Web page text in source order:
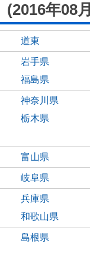
(2016年08
道東
岩手県
福島県
神奈川県
栃木県
富山県
岐阜県
兵庫県
和歌山県
島根県